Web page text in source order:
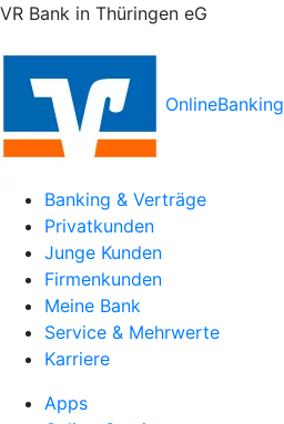
VR Bank in Thüringen eG
OnlineBanking
Banking & Verträge
Privatkunden
Junge Kunden
Firmenkunden
Meine Bank
Service & Mehrwerte
Karriere
Apps